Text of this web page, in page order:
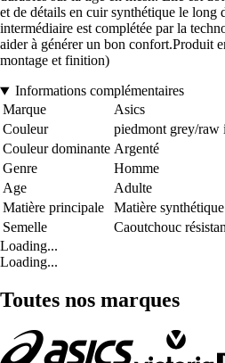
et de détails en cuir synthétique le
intermédiaire est complétée par la
aider à générer un bon confort.Produit
montage et finition)
Informations complémentaires
Marque
Asics
Couleur
piedmont grey/raw
Couleur dominante Argenté
Genre
Homme
Age
Adulte
Matière principale
Matière
Semelle
Caoutchouc
Loading...
Loading...
Toutes nos marques